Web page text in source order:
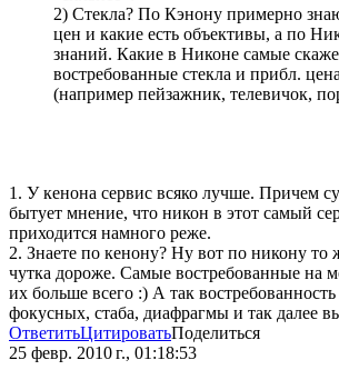
2) Стекла? По Кэнону примерно
цен и какие есть объективы, а по
знаний. Какие в Никоне самые
востребованные стекла и прибл.
(например пейзажник, телевичок,
1. У кенона сервис всяко лучше. Причем
бытует мнение, что никон в этот самый
приходится намного реже.
2. Знаете по кенону? Ну вот по никону то
чутка дороже. Самые востребованные на
их больше всего :) А так
фокусных, стаба, диафрагмы и так далее
ОтветитьЦитироватьПоделиться
25 февр. 2010 г., 01:18:53